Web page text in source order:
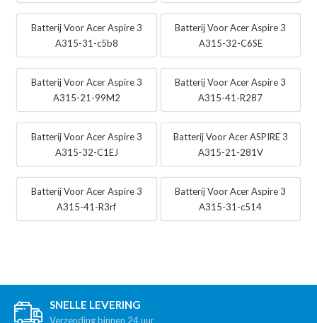
Batterij Voor Acer Aspire 3
A315-31-c5b8
Batterij Voor Acer Aspire 3
A315-32-C6SE
Batterij Voor Acer Aspire 3
A315-21-99M2
Batterij Voor Acer Aspire 3
A315-41-R287
Batterij Voor Acer Aspire 3
A315-32-C1EJ
Batterij Voor Acer ASPIRE 3
A315-21-281V
Batterij Voor Acer Aspire 3
A315-41-R3rf
Batterij Voor Acer Aspire 3
A315-31-c514
SNELLE LEVERING
Verzending binnen 24 uur